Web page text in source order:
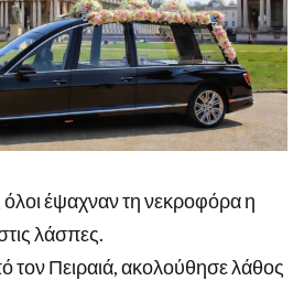
έψαχναν τη νεκροφόρα η
λάσπες.
τον Πειραιά, ακολούθησε λάθος